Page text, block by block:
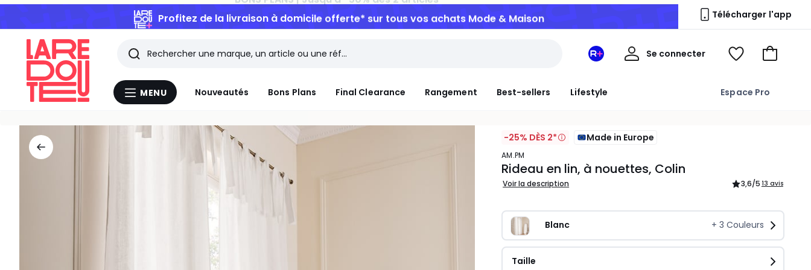
Profitez de la livraison à domicile offerte* sur tous vos achats Mode & Maison Télécharger l'app
Menu
MENU Nouveautés Bons Plans Final Clearance Rangement Best-sellers Lifestyle Espace Pro
Rechercher
Les
derniers
articles
consultés
Mon
Redoute
Se connecter
Mon
Voir
Aller
-25% DÈS 2* Made in Europe
AM.PM
Rideau en lin, à nouettes, Colin
Voir la description 3,6/5 13 avis
Blanc + 3 Couleurs
Taille